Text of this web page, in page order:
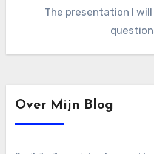
The presentation I will use and the 20
Over Mijn Blog